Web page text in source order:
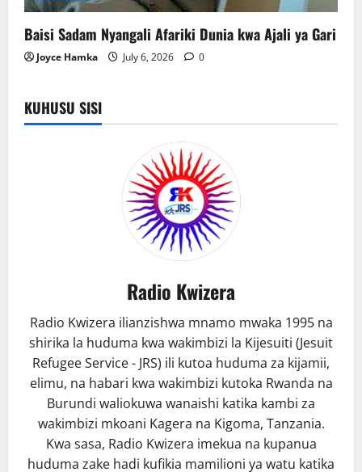
Baisi Sadam Nyangali Afariki Dunia kwa Ajali ya Gari
Joyce Hamka July 6, 2026 0
KUHUSU SISI
Radio Kwizera
Radio Kwizera ilianzishwa mnamo mwaka 1995 na
shirika la huduma kwa wakimbizi la Kijesuiti (Jesuit
Refugee Service - JRS) ili kutoa huduma za kijamii,
elimu, na habari kwa wakimbizi kutoka Rwanda na
Burundi waliokuwa wanaishi katika kambi za
wakimbizi mkoani Kagera na Kigoma, Tanzania.
Kwa sasa, Radio Kwizera imekua na kupanua
huduma zake hadi kufikia mamilioni ya watu katika